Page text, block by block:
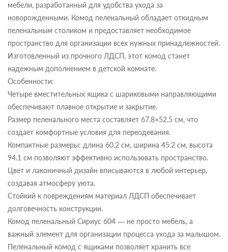
мебели, разработанный для удобства ухода за
новорожденными. Комод пеленальный обладает откидным
пеленальным столиком и предоставляет необходимое
пространство для организации всех нужных принадлежностей.
Изготовленный из прочного ЛДСП, этот комод станет
надежным дополнением в детской комнате.
Особенности:
Четыре вместительных ящика с шариковыми направляющими
обеспечивают плавное открытие и закрытие.
Размер пеленального места составляет 67.8×52.5 см, что
создает комфортные условия для переодевания.
Компактные размеры: длина 60.2 см, ширина 45.2 см, высота
94.1 см позволяют эффективно использовать пространство.
Цвет и лаконичный дизайн вписываются в любой интерьер,
создавая атмосферу уюта.
Стойкий к повреждениям материал ЛДСП обеспечивает
долговечность конструкции.
Комод пеленальный Сириус 604 — не просто мебель, а
важный элемент для организации процесса ухода за малышом.
Пеленальный комод с ящиками позволяет хранить все